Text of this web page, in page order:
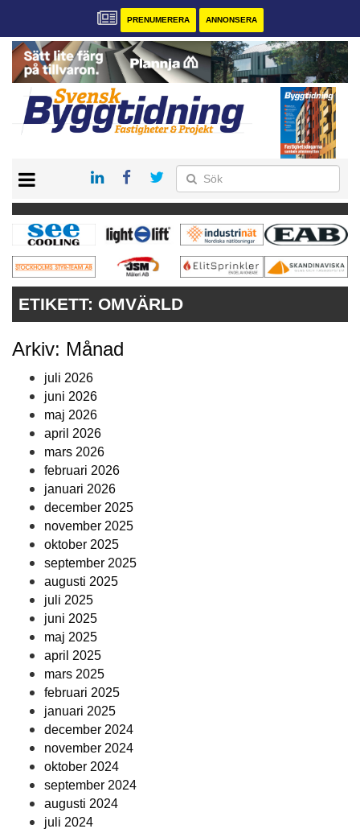
PRENUMERERA ANNONSERA
PRENUMERERA
VÅRA ANDRA MAGASIN
ANNONSERA
KONTAKT
ETIKETT: OMVÄRLD
Arkiv: Månad
juli 2026
juni 2026
maj 2026
april 2026
mars 2026
februari 2026
januari 2026
december 2025
november 2025
oktober 2025
september 2025
augusti 2025
juli 2025
juni 2025
maj 2025
april 2025
mars 2025
februari 2025
januari 2025
december 2024
november 2024
oktober 2024
september 2024
augusti 2024
juli 2024